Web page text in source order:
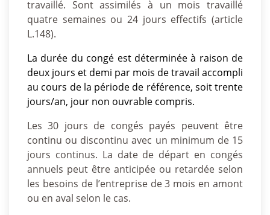
travaillé. Sont assimilés à un mois travaillé
quatre semaines ou 24 jours effectifs (article
L.148).
La durée du congé est déterminée à raison de
deux jours et demi par mois de travail accompli
au cours de la période de référence, soit trente
jours/an, jour non ouvrable compris.
Les 30 jours de congés payés peuvent être
continu ou discontinu avec un minimum de 15
jours continus. La date de départ en congés
annuels peut être anticipée ou retardée selon
les besoins de l’entreprise de 3 mois en amont
ou en aval selon le cas.